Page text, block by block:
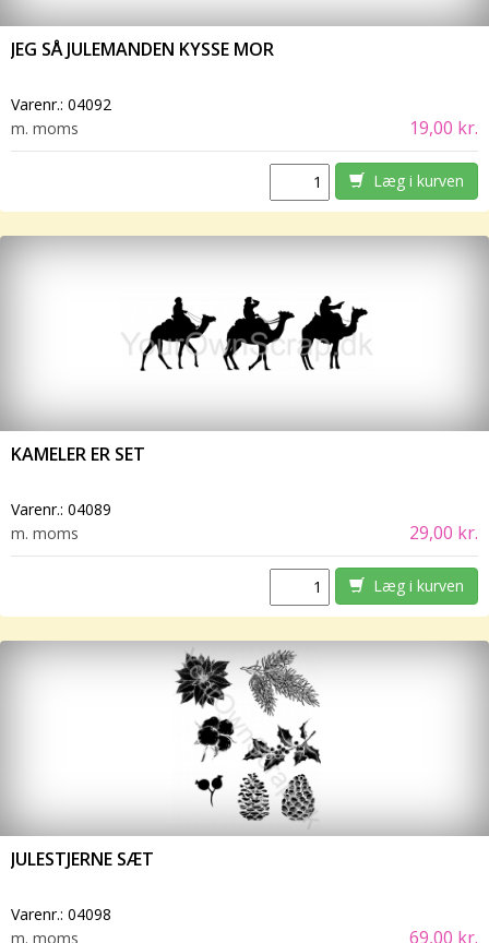
JEG SÅ JULEMANDEN KYSSE MOR
Varenr.: 04092
m. moms
19,00 kr.
Læg i kurven
KAMELER ER SET
Varenr.: 04089
m. moms
29,00 kr.
Læg i kurven
JULESTJERNE SÆT
Varenr.: 04098
m. moms
69,00 kr.